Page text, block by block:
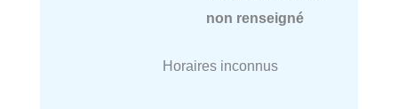
non renseigné
Horaires inconnus